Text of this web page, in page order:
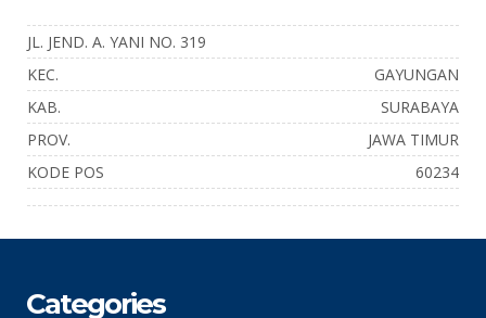
JL. JEND. A. YANI NO. 319
KEC.
GAYUNGAN
KAB.
SURABAYA
PROV.
JAWA TIMUR
KODE POS
60234
Categories